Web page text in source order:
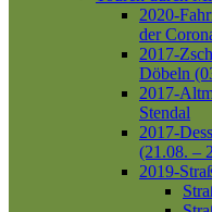
2020-
der
2017-
Döbeln
2017-
Stendal
2017-
(21.08. –
2019-